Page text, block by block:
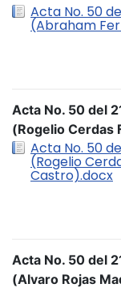
Acta No. 50
(Abraham
Acta No. 50 del
(Rogelio Cerdas
Acta No. 50
(Rogelio
Castro).docx
Acta No. 50 del
(Alvaro Rojas